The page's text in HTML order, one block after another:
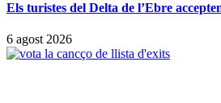
Els turistes del Delta de l’Ebre
6 agost 2026